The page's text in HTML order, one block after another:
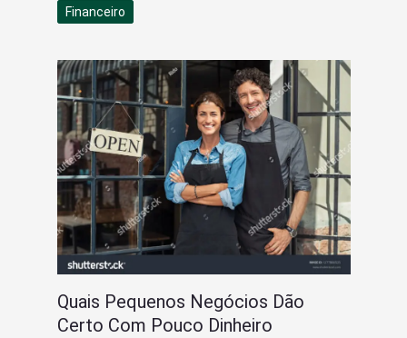
Financeiro
Quais Pequenos Negócios Dão
Certo Com Pouco Dinheiro